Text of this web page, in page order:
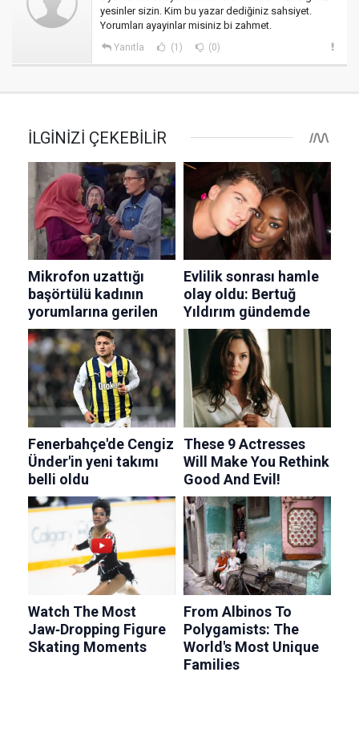
yesinler sizin. Kim bu yazar dediğiniz sahsiyet.
Yorumları ayayinlar misiniz bi zahmet.
Yanıtla (1) (0)